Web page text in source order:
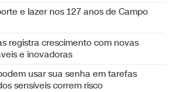
e lazer nos 127 anos de Campo
registra crescimento com novas
e inovadoras
usar sua senha em tarefas
sensíveis correm risco